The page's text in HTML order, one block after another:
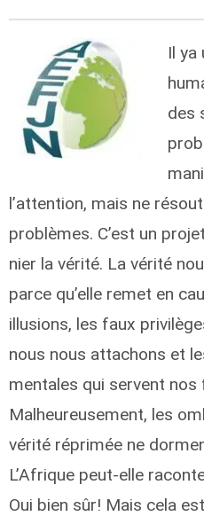
Il ya
des
l’attention, mais ne
problèmes. C’est un
nier la vérité. La vérité
parce qu’elle remet en
illusions, les faux
nous nous attachons et
mentales qui servent nos
Malheureusement, les
vérité réprimée ne
L’Afrique peut-elle
Oui bien sûr! Mais cela